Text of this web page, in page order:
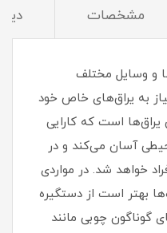
مشخصات
و وسایل مختلف
به یراق‌های خاص خود
یراق‌ها است که کارایی
آسان می‌کند و در
خواهد شد. در مواردی
بهتر است از دستگیره
گوناگون چوبی مانند